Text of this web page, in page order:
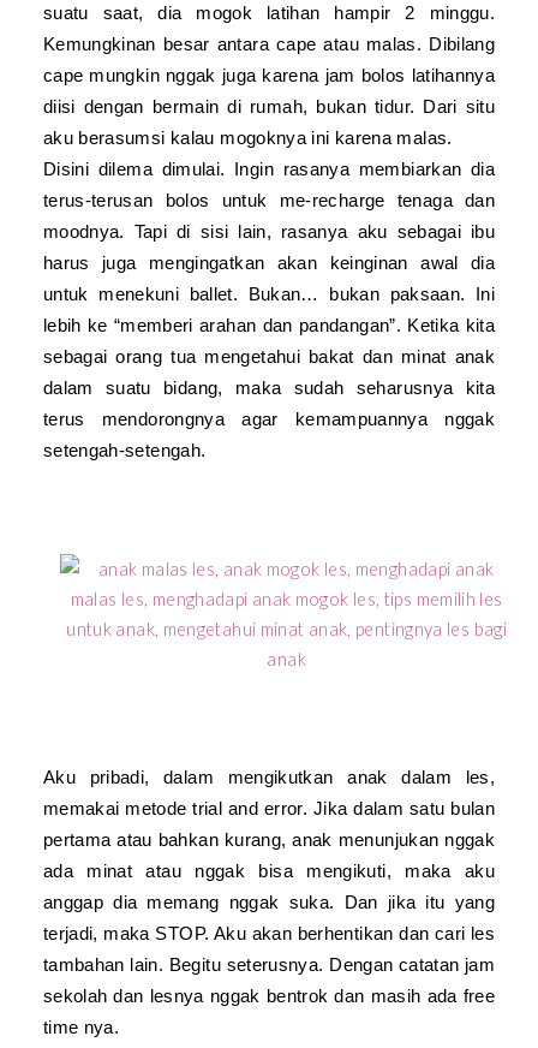
suatu saat, dia mogok latihan hampir 2 minggu.
Kemungkinan besar antara cape atau malas. Dibilang
cape mungkin nggak juga karena jam bolos latihannya
diisi dengan bermain di rumah, bukan tidur. Dari situ
aku berasumsi kalau mogoknya ini karena malas.
Disini dilema dimulai. Ingin rasanya membiarkan dia
terus-terusan bolos untuk me-recharge tenaga dan
moodnya. Tapi di sisi lain, rasanya aku sebagai ibu
harus juga mengingatkan akan keinginan awal dia
untuk menekuni ballet. Bukan… bukan paksaan. Ini
lebih ke “memberi arahan dan pandangan”. Ketika kita
sebagai orang tua mengetahui bakat dan minat anak
dalam suatu bidang, maka sudah seharusnya kita
terus mendorongnya agar kemampuannya nggak
setengah-setengah.
Aku pribadi, dalam mengikutkan anak dalam les,
memakai metode trial and error. Jika dalam satu bulan
pertama atau bahkan kurang, anak menunjukan nggak
ada minat atau nggak bisa mengikuti, maka aku
anggap dia memang nggak suka. Dan jika itu yang
terjadi, maka STOP. Aku akan berhentikan dan cari les
tambahan lain. Begitu seterusnya. Dengan catatan jam
sekolah dan lesnya nggak bentrok dan masih ada free
time nya.